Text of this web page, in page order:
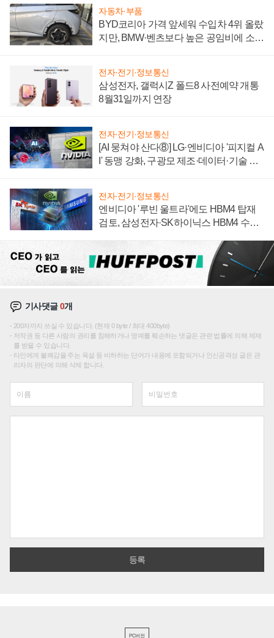
자동차·부품
BYD코리아 가격 앞세워 수입차 4위 올랐
지만, BMW·벤츠보다 높은 공임비에 소비
전자·전기·정보통신
삼성전자, 갤럭시Z 폴드8 사전예약 개통
8월31일까지 연장
전자·전기·정보통신
[AI 뭉쳐야 산다⑧] LG·엔비디아 '피지컬 A
I' 동맹 강화, 구광모 제조·데이터·기술 결
전자·전기·정보통신
엔비디아 '루빈 울트라'에도 HBM4 탑재
검토, 삼성전자·SK하이닉스 HBM4 수율
기사댓글0개
200자까지 쓰실 수 있습니다. (현재 0 byte / 최대 400byte)
저작권 등 다른 사람의 권리를 침해하거나 명예를 훼손하는 댓글은 관련 법률에 의해 제재
를 받을 수 있습니다.
타인에게 불쾌감을 주는 욕설 등 비하하는 단어가 내용에 포함되거나 인신공격성 글은 관
리자의 판단에 의해 삭제 합니다.
PC버전